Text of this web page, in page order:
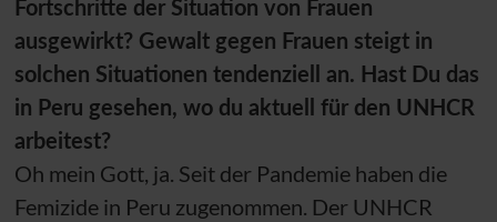
Fortschritte der Situation von Frauen
ausgewirkt? Gewalt gegen Frauen steigt in
solchen Situationen tendenziell an. Hast Du das
in Peru gesehen, wo du aktuell für den UNHCR
arbeitest?
Oh mein Gott, ja. Seit der Pandemie haben die
Femizide in Peru zugenommen. Der UNHCR